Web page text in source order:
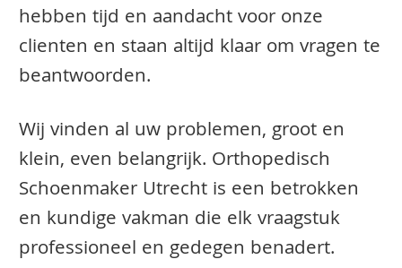
hebben tijd en aandacht voor onze
clienten en staan altijd klaar om vragen te
beantwoorden.
Wij vinden al uw problemen, groot en
klein, even belangrijk. Orthopedisch
Schoenmaker Utrecht is een betrokken
en kundige vakman die elk vraagstuk
professioneel en gedegen benadert.